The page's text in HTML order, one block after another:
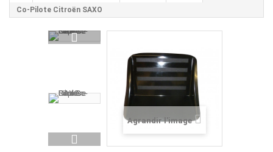
Co-Pilote Citroën SAXO
Agrandir l'image